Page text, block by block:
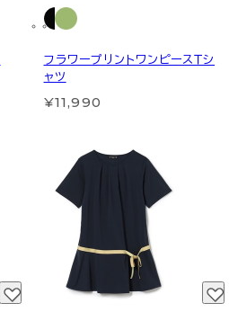
フラワープリントワンピースＴシ
ャツ
¥11,990